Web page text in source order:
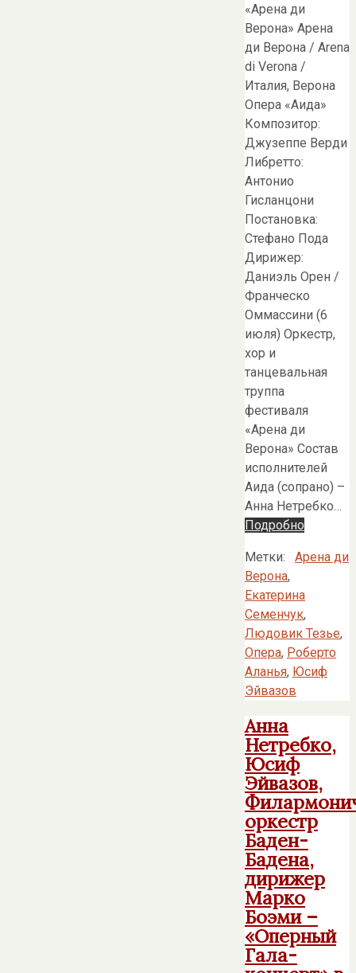
«Арена ди
Верона» Арена
ди Верона / Arena
di Verona /
Италия, Верона
Опера «Аида»
Композитор:
Джузеппе Верди
Либретто:
Антонио
Гисланцони
Постановка:
Стефано Пода
Дирижер:
Даниэль Орен /
Франческо
Оммассини (6
июля) Оркестр,
хор и
танцевальная
труппа
фестиваля
«Арена ди
Верона» Состав
исполнителей
Аида (сопрано) –
Анна Нетребко…
Подробно
Метки:
Арена ди
Верона,
Екатерина
Семенчук,
Людовик Тезье,
Опера, Роберто
Аланья, Юсиф
Эйвазов
Анна
Нетребко,
Юсиф
Эйвазов,
оркестр
Баден-
Бадена,
дирижер
Марко
Боэми –
«Оперный
Гала-